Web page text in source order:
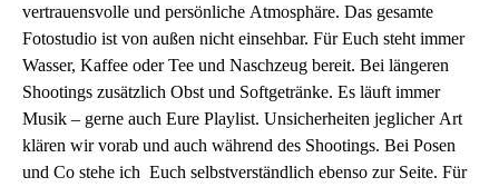
vertrauensvolle und persönliche Atmosphäre. Das gesamte
Fotostudio ist von außen nicht einsehbar. Für Euch steht immer
Wasser, Kaffee oder Tee und Naschzeug bereit. Bei längeren
Shootings zusätzlich Obst und Softgetränke. Es läuft immer
Musik – gerne auch Eure Playlist. Unsicherheiten jeglicher Art
klären wir vorab und auch während des Shootings. Bei Posen
und Co stehe ich Euch selbstverständlich ebenso zur Seite. Für